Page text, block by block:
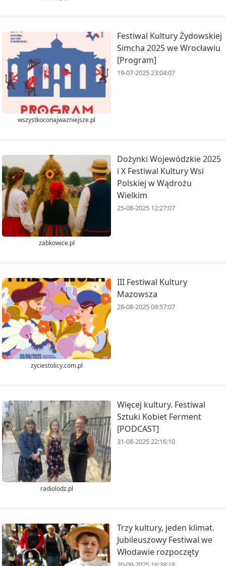
wszystkoconajwazniejsze.pl
Festiwal Kultury Żydowskiej
Simcha 2025 we Wrocławiu
[Program]
19-07-2025 23:04:07
zabkowice.pl
Dożynki Wojewódzkie 2025
i X Festiwal Kultury Wsi
Polskiej w Wądrożu
Wielkim
25-08-2025 12:27:07
zyciestolicy.com.pl
III Festiwal Kultury
Mazowsza
28-08-2025 09:57:07
radiolodz.pl
Więcej kultury. Festiwal
Sztuki Kobiet Ferment
[PODCAST]
31-08-2025 22:16:10
Trzy kultury, jeden klimat.
Jubileuszowy Festiwal we
Włodawie rozpoczęty